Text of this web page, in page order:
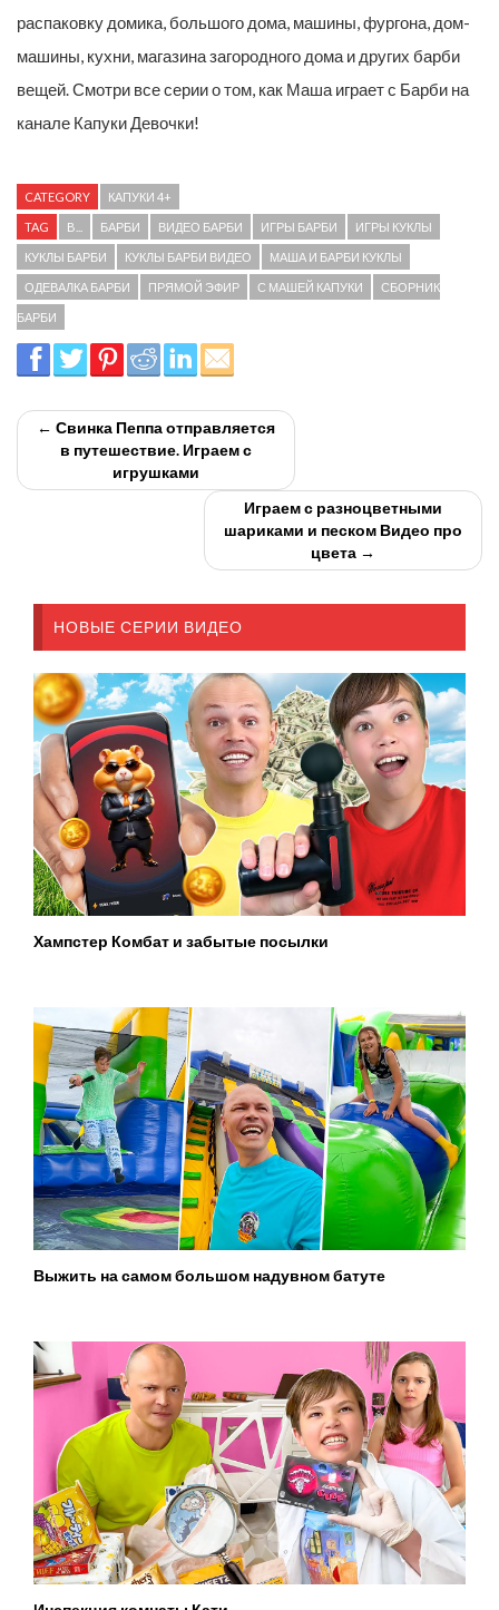
распаковку домика, большого дома, машины, фургона, дом-
машины, кухни, магазина загородного дома и других барби
вещей. Смотри все серии о том, как Маша играет с Барби на
канале Капуки Девочки!
CATEGORY КАПУКИ 4+
TAG B... БАРБИ ВИДЕО БАРБИ ИГРЫ БАРБИ ИГРЫ КУКЛЫ
КУКЛЫ БАРБИ КУКЛЫ БАРБИ ВИДЕО МАША И БАРБИ КУКЛЫ
ОДЕВАЛКА БАРБИ ПРЯМОЙ ЭФИР С МАШЕЙ КАПУКИ СБОРНИК
БАРБИ
← Свинка Пеппа отправляется
в путешествие. Играем с
игрушками
Играем с разноцветными
шариками и песком Видео про
цвета →
НОВЫЕ СЕРИИ ВИДЕО
Хампстер Комбат и забытые посылки
Выжить на самом большом надувном батуте